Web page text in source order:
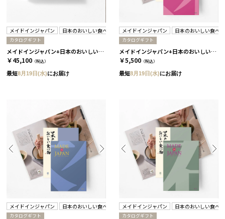
メイドインジャパン 日本のおいしい食べ物
カタログギフト
メイドインジャパン+日本のおいしい食べ物 / C MJ26＋伽羅
￥45,100 （税込）
最短8月19日(水)にお届け
メイドインジャパン 日本のおいしい食べ物
カタログギフト
メイドインジャパン+日本のおいしい食べ物 / MJ08+蓮 2冊セット
￥5,500 （税込）
最短8月19日(水)にお届け
メイドインジャパン 日本のおいしい食べ物
カタログギフト
メイドインジャパン 日本のおいしい食べ物
カタログギフト